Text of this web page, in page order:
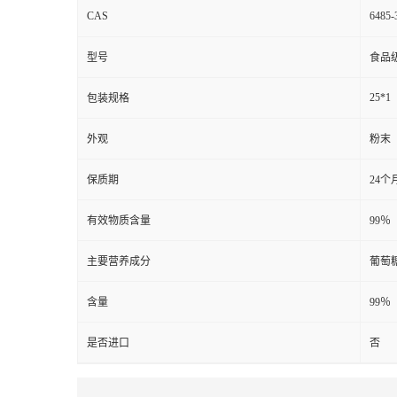
CAS 6485-
型号 食品
包装规格 25*1
外观 粉末
保质期 24个
有效物质含量 99％
主要营养成分 葡萄
含量 99％
是否进口 否